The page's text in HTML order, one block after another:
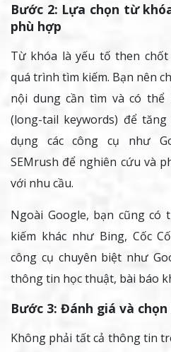
Bước 2: Lựa chọn từ
phù hợp
Từ khóa là yếu tố then
quá trình tìm kiếm. Bạn nên
nội dung cần tìm và có
(long-tail keywords) để
dụng các công cụ như
SEMrush để nghiên cứu và
với nhu cầu.
Ngoài Google, bạn cũng có
kiếm khác như Bing, Cốc
công cụ chuyên biệt như
thông tin học thuật, bài báo
Bước 3: Đánh giá và
Không phải tất cả thông tin